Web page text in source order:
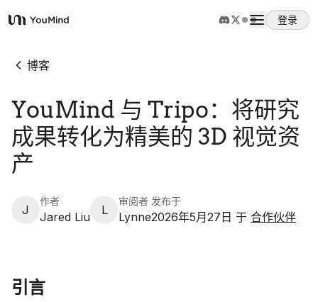
YouMind
登录
概览
使用案例
技能
提示词
下载
博客
YouMind 与 Tripo：将研究
成果转化为精美的 3D 视觉资
产
J
作者
Jared Liu L
审阅者
Lynne
发布于
2026年5月27日 于 合作伙伴
引言